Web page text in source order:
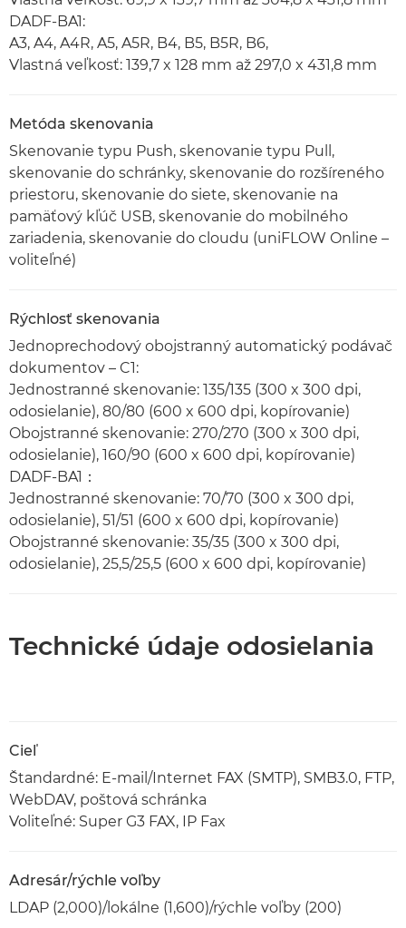
DADF-BA1:
A3, A4, A4R, A5, A5R, B4, B5, B5R, B6,
Vlastná veľkosť: 139,7 x 128 mm až 297,0 x 431,8 mm
Metóda skenovania
Skenovanie typu Push, skenovanie typu Pull,
skenovanie do schránky, skenovanie do rozšíreného
priestoru, skenovanie do siete, skenovanie na
pamäťový kľúč USB, skenovanie do mobilného
zariadenia, skenovanie do cloudu (uniFLOW Online –
voliteľné)
Rýchlosť skenovania
Jednoprechodový obojstranný automatický podávač
dokumentov – C1:
Jednostranné skenovanie: 135/135 (300 x 300 dpi,
odosielanie), 80/80 (600 x 600 dpi, kopírovanie)
Obojstranné skenovanie: 270/270 (300 x 300 dpi,
odosielanie), 160/90 (600 x 600 dpi, kopírovanie)
DADF-BA1：
Jednostranné skenovanie: 70/70 (300 x 300 dpi,
odosielanie), 51/51 (600 x 600 dpi, kopírovanie)
Obojstranné skenovanie: 35/35 (300 x 300 dpi,
odosielanie), 25,5/25,5 (600 x 600 dpi, kopírovanie)
Technické údaje odosielania
Cieľ
Štandardné: E-mail/Internet FAX (SMTP), SMB3.0, FTP,
WebDAV, poštová schránka
Voliteľné: Super G3 FAX, IP Fax
Adresár/rýchle voľby
LDAP (2,000)/lokálne (1,600)/rýchle voľby (200)